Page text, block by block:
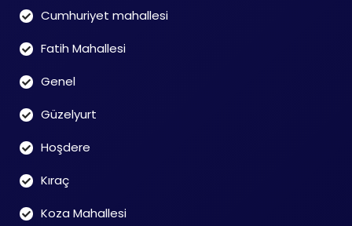
Cumhuriyet mahallesi
Fatih Mahallesi
Genel
Güzelyurt
Hoşdere
Kıraç
Koza Mahallesi